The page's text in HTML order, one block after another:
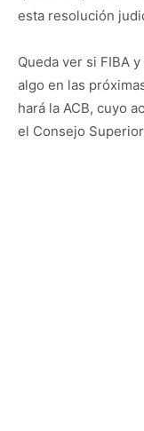
esta resolución
Queda ver si FIBA
algo en las
hará la ACB, cuyo
el Consejo